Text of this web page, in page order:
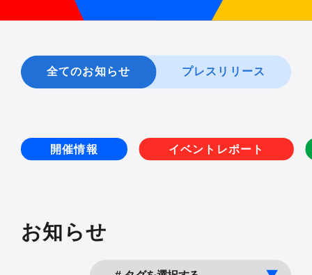
全てのお知らせ プレスリリース
開催情報 イベントレポート
お知らせ